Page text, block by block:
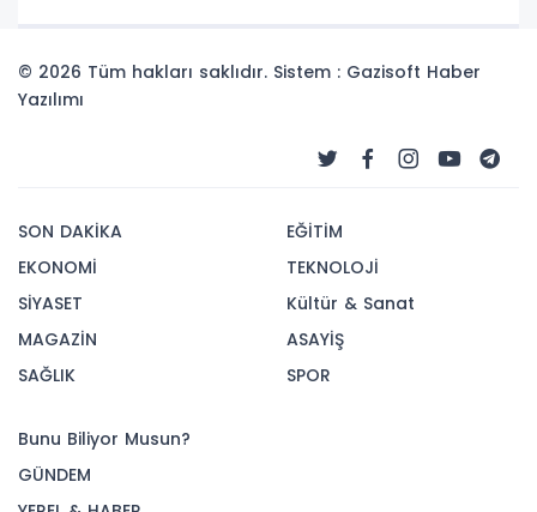
© 2026 Tüm hakları saklıdır. Sistem : Gazisoft Haber
Yazılımı
SON DAKİKA
EKONOMİ
SİYASET
MAGAZİN
SAĞLIK
EĞİTİM
TEKNOLOJİ
Kültür & Sanat
ASAYİŞ
SPOR
Bunu Biliyor Musun?
GÜNDEM